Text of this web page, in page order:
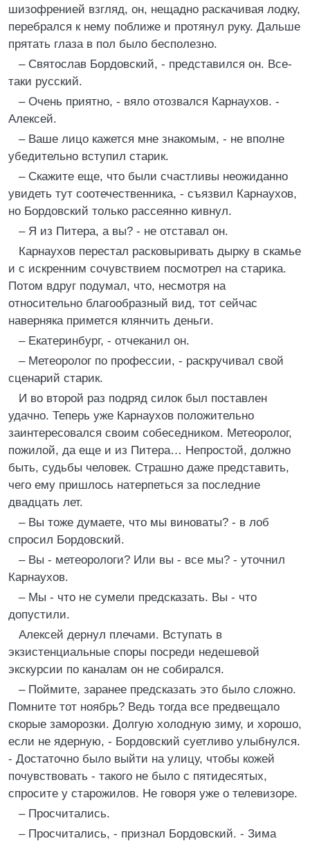
шизофренией взгляд, он, нещадно раскачивая лодку,
перебрался к нему поближе и протянул руку. Дальше
прятать глаза в пол было бесполезно.
– Святослав Бордовский, - представился он. Все-
таки русский.
– Очень приятно, - вяло отозвался Карнаухов. -
Алексей.
– Ваше лицо кажется мне знакомым, - не вполне
убедительно вступил старик.
– Скажите еще, что были счастливы неожиданно
увидеть тут соотечественника, - съязвил Карнаухов,
но Бордовский только рассеянно кивнул.
– Я из Питера, а вы? - не отставал он.
Карнаухов перестал расковыривать дырку в скамье
и с искренним сочувствием посмотрел на старика.
Потом вдруг подумал, что, несмотря на
относительно благообразный вид, тот сейчас
наверняка примется клянчить деньги.
– Екатеринбург, - отчеканил он.
– Метеоролог по профессии, - раскручивал свой
сценарий старик.
И во второй раз подряд силок был поставлен
удачно. Теперь уже Карнаухов положительно
заинтересовался своим собеседником. Метеоролог,
пожилой, да еще и из Питера… Непростой, должно
быть, судьбы человек. Страшно даже представить,
чего ему пришлось натерпеться за последние
двадцать лет.
– Вы тоже думаете, что мы виноваты? - в лоб
спросил Бордовский.
– Вы - метеорологи? Или вы - все мы? - уточнил
Карнаухов.
– Мы - что не сумели предсказать. Вы - что
допустили.
Алексей дернул плечами. Вступать в
экзистенциальные споры посреди недешевой
экскурсии по каналам он не собирался.
– Поймите, заранее предсказать это было сложно.
Помните тот ноябрь? Ведь тогда все предвещало
скорые заморозки. Долгую холодную зиму, и хорошо,
если не ядерную, - Бордовский суетливо улыбнулся.
- Достаточно было выйти на улицу, чтобы кожей
почувствовать - такого не было с пятидесятых,
спросите у старожилов. Не говоря уже о телевизоре.
– Просчитались.
– Просчитались, - признал Бордовский. - Зима